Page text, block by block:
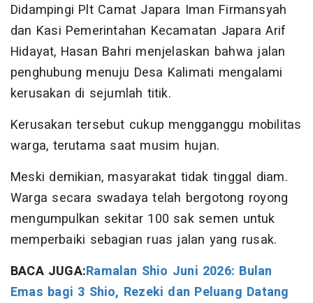
Didampingi Plt Camat Japara Iman Firmansyah
dan Kasi Pemerintahan Kecamatan Japara Arif
Hidayat, Hasan Bahri menjelaskan bahwa jalan
penghubung menuju Desa Kalimati mengalami
kerusakan di sejumlah titik.
Kerusakan tersebut cukup mengganggu mobilitas
warga, terutama saat musim hujan.
Meski demikian, masyarakat tidak tinggal diam.
Warga secara swadaya telah bergotong royong
mengumpulkan sekitar 100 sak semen untuk
memperbaiki sebagian ruas jalan yang rusak.
BACA JUGA:Ramalan Shio Juni 2026: Bulan
Emas bagi 3 Shio, Rezeki dan Peluang Datang